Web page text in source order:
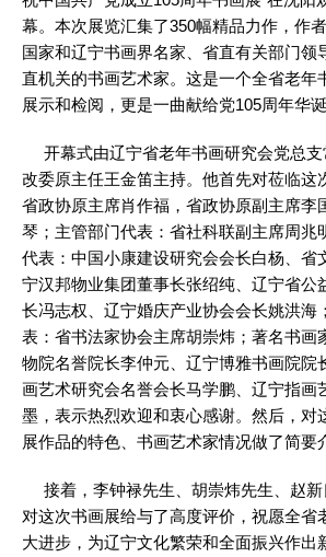
幕。本次展览汇集了350幅精品力作，作
国家和辽宁书画界名家、省直有关部门领
直机关的书画艺术家。这是一个全省老年
展示和检阅，更是一曲献给党105周年华诞
开幕式由辽宁省老年书画研究会党总支
改委原主任王金笛主持。他首先对莅临这
省政协原主席肖作福，省政协原副主席李
琴；主管部门代表：省社科联副主席周兆
代表：中国小康建设研究会会长白杨、省
宁汉邦物业集团董事长张绍纯、辽宁省公
长冯志权、辽宁婚庆产业协会会长姚洪海
表：省书法家协会主席胡崇炜；著名书画
物院名誉院长李仲元、辽宁博雅书画院院
画艺术研究会名誉会长马学鹏、辽宁指画
墨，表示热烈欢迎和衷心感谢。然后，对
展作品的特色、书画艺术家情况做了简要
接着，李钟禄先生、胡崇炜先生、赵新
对这次书画展给与了高度评价，祝愿全省
大进步，为辽宁文化繁荣和全面振兴作出